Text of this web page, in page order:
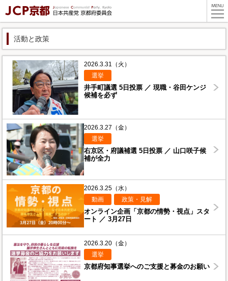
活動と政策
2026.3.31（火）
選挙
井手町議選 5日投票 ／ 現職・谷田ケンジ
候補を必ず
2026.3.27（金）
選挙
右京区・府議補選 5日投票 ／ 山口咲子候
補が全力
2026.3.25（水）
動画
政策・見解
オンライン企画「京都の情勢・視点」スタ
ート ／ 3月27日
2026.3.20（金）
選挙
京都府知事選挙へのご支援と募金のお願い